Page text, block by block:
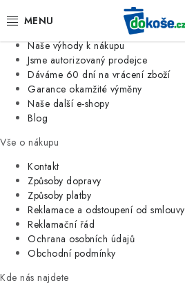
Jsme tradiční česká firma
Naše výhody k nákupu
Jsme autorizovaný prodejce
Dáváme 60 dní na vrácení zboží
Garance okamžité výměny
Naše další e-shopy
Blog
Vše o nákupu
Kontakt
Způsoby dopravy
Způsoby platby
Reklamace a odstoupení od smlouvy
Reklamační řád
Ochrana osobních údajů
Obchodní podmínky
Kde nás najdete
KOŠE
SÁČKY
KUCHYNĚ
ORGANIZACE
DOMÁCNOST
ÚKLID